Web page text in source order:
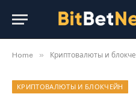
Home » Криптовалюты и
КРИПТОВАЛЮТЫ И БЛОКЧЕЙН